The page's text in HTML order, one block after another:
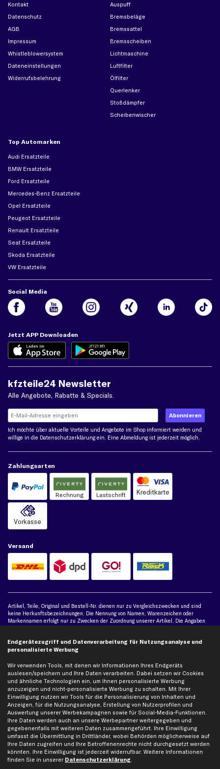
Kontakt
Datenschutz
AGB
Impressum
Whistleblowersystem
Dateneinstellungen
Widerrufsbelehrung
Auspuff
Bremsbeläge
Bremssattel
Bremsscheiben
Lichtmaschine
Luftfilter
Ölfilter
Querlenker
Stoßdämpfer
Scheibenwischer
Top Automarken
Audi Ersatzteile
BMW Ersatzteile
Ford Ersatzteile
Mercedes-Benz Ersatzteile
Opel Ersatzteile
Peugeot Ersatzteile
Renault Ersatzteile
Seat Ersatzteile
Skoda Ersatzteile
VW Ersatzteile
Social Media
Jetzt APP Downloaden
kfzteile24 Newsletter
Alle Angebote, Rabatte & Specials.
Ich möchte über aktuelle Vorteile und Angebote im Shop informiert werden und
willige in die Datenschutzerklärung ein. Eine Abmeldung ist jederzeit möglich.
Zahlungsarten
Rechnung Lastschrift Kreditkarte
Vorkasse
Versand
Artikel, Teile, Original und Bestell-Nr. dienen nur zu Vergleichszwecken und sind
keine Herkunftsbezeichnungen. Die Nennung von Namen, Warenzeichen oder
Markennamen erfolgt nur zu Zwecken der Zuordnung unserer Artikel. Die Angaben
von diesen in Rechnungen an Fahrzeugbesitzer sind nicht statthaft. Die Ware bleibt
Die hier dargestellten Daten, insbesondere die gesamte Datenbank, dürfen nicht
Datenbank ohne vorherige Einwilligung von TecAlliance und/oder die Einbeziehung
Dritter in solche Aktivitäten ist streng verboten. Jegliche unautorisierte Nutzung von
Inhalten stellt eine Verletzung des Urheberrechts dar und kann rechtliche Schritte
nach sich ziehen.
Vertrag widerrufen
Endgerätezugriff und Datenverarbeitung für Nutzungsanalyse und
personalisierte Werbung
Wir verwenden Tools, mit denen wir Informationen Ihres Endgeräts
auslesen/speichern und Ihre Daten verarbeiten. Dabei setzen wir Cookies
und ähnliche Technologien ein, um Ihnen personalisierte Werbung
anzuzeigen und nicht-personalisierte Werbung zu schalten. Mit Ihrer
Einwilligung nutzen wir Tools für die Personalisierung von Inhalten und
Anzeigen, für die Nutzungsanalyse, Erstellung von Nutzerprofilen und
Auswertung unserer Werbekampagnen sowie für Social-Media-Funktionen.
Ihre Daten werden auch an unsere Werbepartner weitergegeben und
gegebenenfalls mit weiteren Daten zusammengeführt. Ihre Einwilligung
umfasst die Übermittlung in Drittländer, wobei Behörden möglicherweise auf
Ihre Daten zugreifen und Ihre Betroffenenrechte nicht durchgesetzt werden
könnten. Ihre Einwilligung ist jederzeit widerrufbar. Weitere Informationen
finden Sie in unserer Datenschutzerklärung.